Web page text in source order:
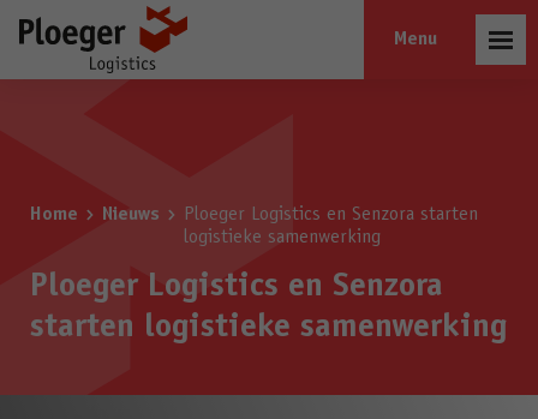
Open
Home Nieuws
Ploeger Logistics en Senzora starten
logistieke samenwerking
Ploeger Logistics en Senzora
starten logistieke samenwerking